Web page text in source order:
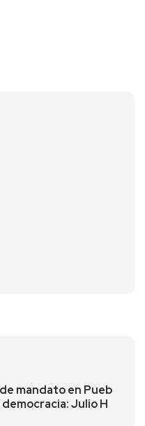
mandato en Pueb
Julio H